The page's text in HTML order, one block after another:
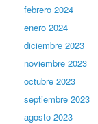
febrero 2024
enero 2024
diciembre 2023
noviembre 2023
octubre 2023
septiembre 2023
agosto 2023